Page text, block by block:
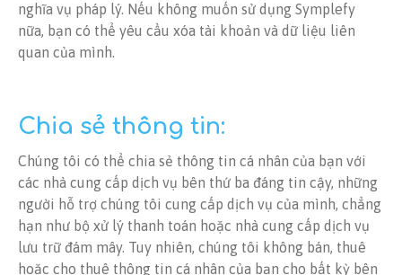
nghĩa vụ pháp lý. Nếu không muốn sử dụng Symplefy
nữa, bạn có thể yêu cầu xóa tài khoản và dữ liệu liên
quan của mình.
Chia sẻ thông tin:
Chúng tôi có thể chia sẻ thông tin cá nhân của bạn với
các nhà cung cấp dịch vụ bên thứ ba đáng tin cậy, những
người hỗ trợ chúng tôi cung cấp dịch vụ của mình, chẳng
hạn như bộ xử lý thanh toán hoặc nhà cung cấp dịch vụ
lưu trữ đám mây. Tuy nhiên, chúng tôi không bán, thuê
hoặc cho thuê thông tin cá nhân của bạn cho bất kỳ bên